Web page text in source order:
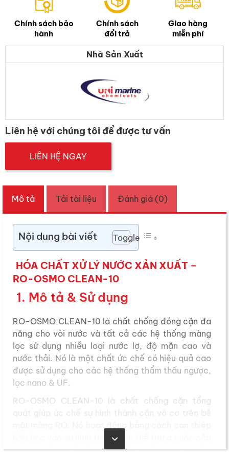
Chính sách bảo
hành
Chính sách
đổi trả
Giao hàng
miễn phí
Nhà Sản Xuất
Liên hệ với chúng tôi để được tư vấn
LIÊN HỆ NGAY
Mô tả Tải tài liệu Đánh giá (0)
Nội dung bài viết Toggle
HÓA CHẤT XỬ LÝ NƯỚC XẢN XUẤT –
RO-OSMO CLEAN-10
1. Mô tả & Sử dụng
RO-OSMO CLEAN-10 là chất chống đóng cặn đa
năng cho vòi nước và tất cả các hệ thống màng
lọc sử dụng nhiều loại nước lợ, độ mặn cao và
nước thải. Nó là một chất ức chế có hiệu quả cao
được sử dụng cho các hệ thống thẩm thấu ngược,
lọc nano & UF.
RO-OSMO CLEAN-10 là chất chống cặn tổng
quát giúp ức chế sự hình thành cặn vô cơ trên bề
hóa học vào sự hình thành tinh thể trong nước cấp
và làm giảm khả năng bám dính giữa các hạt cặn